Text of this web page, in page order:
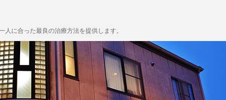
に合った最良の治療方法を提供します。